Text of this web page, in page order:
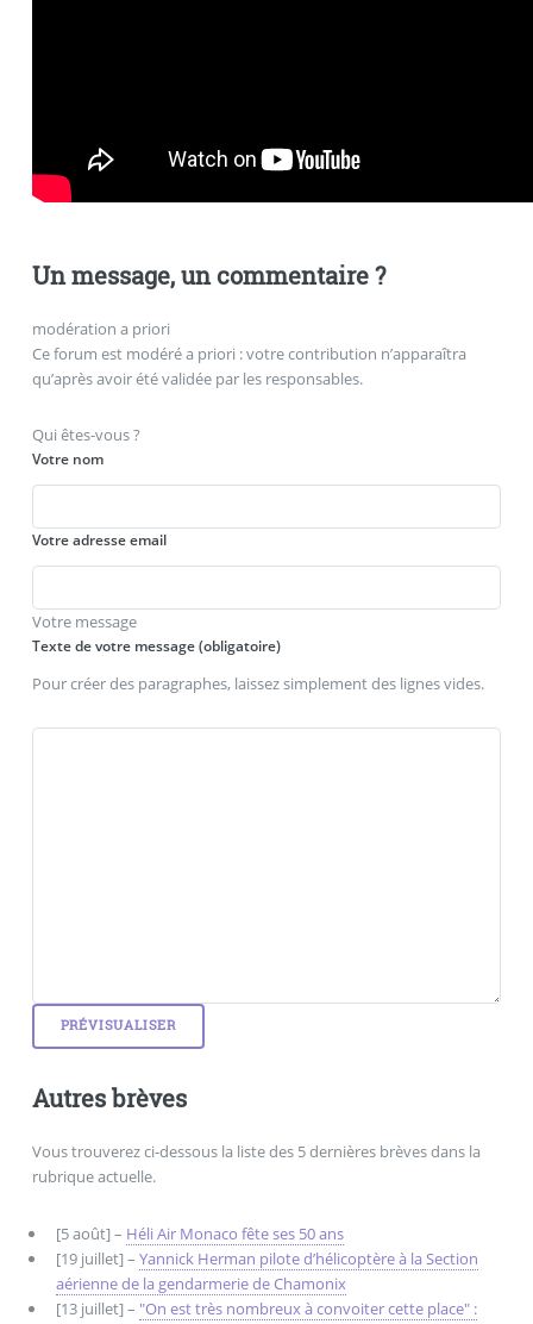
Un message, un commentaire ?
modération a priori
Ce forum est modéré a priori : votre contribution n’apparaîtra
qu’après avoir été validée par les responsables.
Qui êtes-vous ?
Votre nom
Votre adresse email
Votre message
Texte de votre message (obligatoire)
Pour créer des paragraphes, laissez simplement des lignes vides.
Autres brèves
Vous trouverez ci-dessous la liste des 5 dernières brèves dans la
rubrique actuelle.
[5 août] – Héli Air Monaco fête ses 50 ans
[19 juillet] – Yannick Herman pilote d’hélicoptère à la Section
aérienne de la gendarmerie de Chamonix
[13 juillet] – "On est très nombreux à convoiter cette place" :